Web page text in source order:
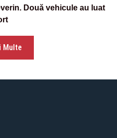
Două vehicule au luat
Multe